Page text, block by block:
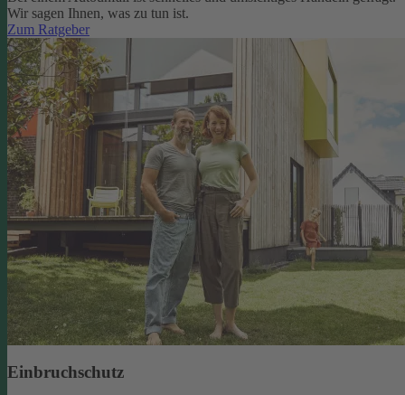
Wir sagen Ihnen, was zu tun ist.
Zum Ratgeber
Einbruchschutz